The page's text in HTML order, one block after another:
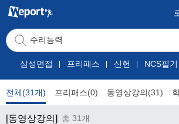
삼성면접 프리패스 신헌 NCS필기
전체(31개) 프리패스(0) 동영상강의(31)
[동영상강의] 총 31개